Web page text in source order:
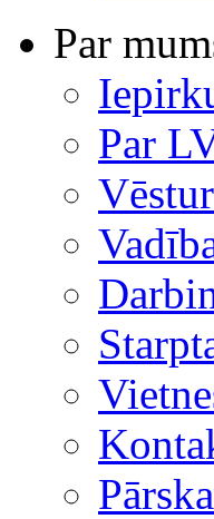
Par
Par